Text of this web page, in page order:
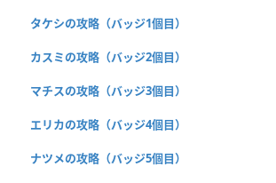
タケシの攻略（バッジ1個目）
カスミの攻略（バッジ2個目）
マチスの攻略（バッジ3個目）
エリカの攻略（バッジ4個目）
ナツメの攻略（バッジ5個目）